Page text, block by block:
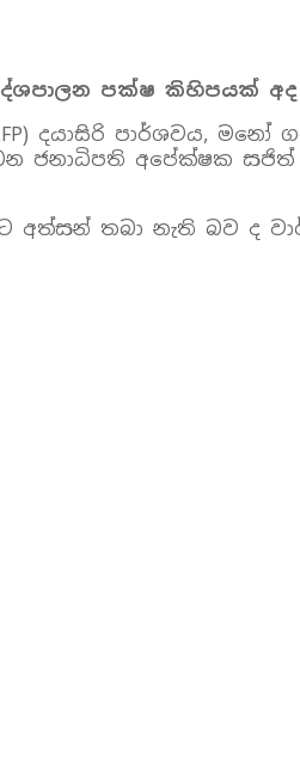
පක්ෂ කිහිපයක් අද
දයාසිරි පාර්ශවය, මනෝ
අපේක්ෂක සජිත්
අත්සන් තබා නැති බව ද